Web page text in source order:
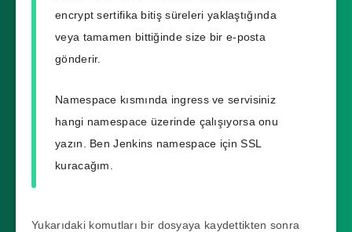
    - http01:
        ingress:
encrypt sertifika bitiş süreleri yaklaştığında
veya tamamen bittiğinde size bir e-posta
gönderir.
Namespace kısmında ingress ve servisiniz
hangi namespace üzerinde çalışıyorsa onu
yazın. Ben Jenkins namespace için SSL
kuracağım.
Yukarıdaki komutları bir dosyaya kaydettikten sonra